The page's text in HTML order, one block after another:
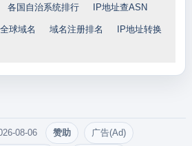
各国自治系统排行 IP地址查ASN
全球域名 域名注册排名 IP地址转换
08-06 赞助 广告(Ad)